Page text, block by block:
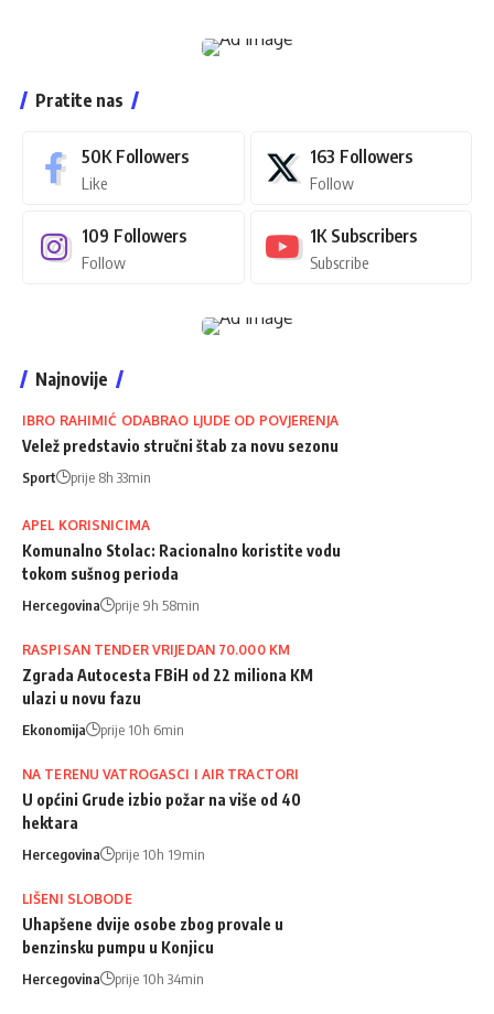
Pratite nas
50K Followers
Like
163 Followers
Follow
109 Followers
Follow
1K Subscribers
Subscribe
Najnovije
IBRO RAHIMIĆ ODABRAO LJUDE OD POVJERENJA
Velež predstavio stručni štab za novu sezonu
Sport prije 8h 33min
APEL KORISNICIMA
Komunalno Stolac: Racionalno koristite vodu
tokom sušnog perioda
Hercegovina prije 9h 58min
RASPISAN TENDER VRIJEDAN 70.000 KM
Zgrada Autocesta FBiH od 22 miliona KM
ulazi u novu fazu
Ekonomija prije 10h 6min
NA TERENU VATROGASCI I AIR TRACTORI
U općini Grude izbio požar na više od 40
hektara
Hercegovina prije 10h 19min
LIŠENI SLOBODE
Uhapšene dvije osobe zbog provale u
benzinsku pumpu u Konjicu
Hercegovina prije 10h 34min